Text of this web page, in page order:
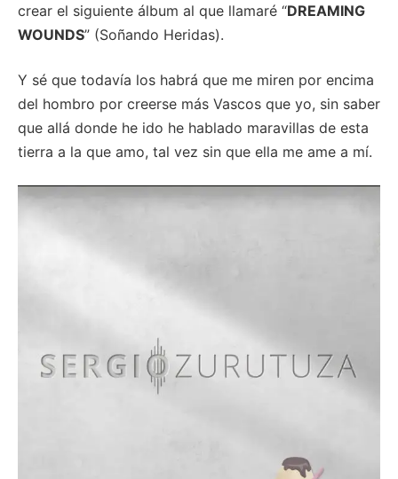
crear el siguiente álbum al que llamaré “DREAMING
WOUNDS” (Soñando Heridas).
Y sé que todavía los habrá que me miren por encima
del hombro por creerse más Vascos que yo, sin saber
que allá donde he ido he hablado maravillas de esta
tierra a la que amo, tal vez sin que ella me ame a mí.